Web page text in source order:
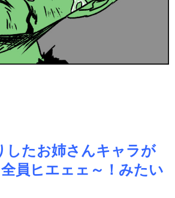
たお姉さんキャラが
員ヒエェェ～！みたい